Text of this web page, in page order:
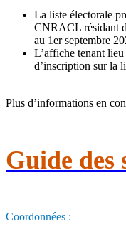
La liste électorale
CNRACL résidant
au 1er septembre
L’affiche tenant
d’inscription sur la
Plus d’informations en
Guide des
Coordonnées :